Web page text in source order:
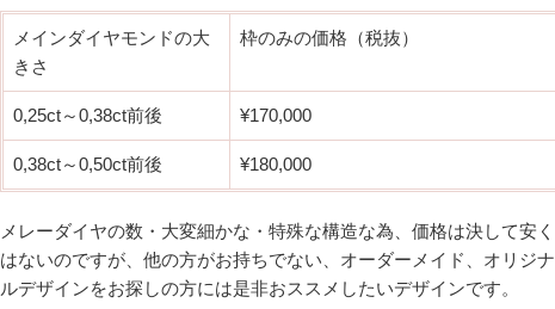
メインダイヤモンドの大
きさ
枠のみの価格（税抜）
0,25ct～0,38ct前後 ¥170,000
0,38ct～0,50ct前後 ¥180,000
メレーダイヤの数・大変細かな・特殊な構造な為、価格は決して安く
はないのですが、他の方がお持ちでない、オーダーメイド、オリジナ
ルデザインをお探しの方には是非おススメしたいデザインです。